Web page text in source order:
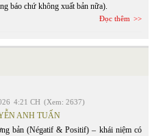
báo chứ không xuất bản nữa).
Đọc thêm
4:21 CH (Xem: 2637)
ANH TUẤN
bản (Négatif & Positif) – khái niệm có